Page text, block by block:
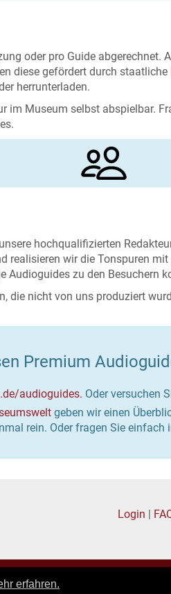
erfahren.
oder pro Guide
diese gefördert durch
herrunterladen.
im Museum selbst abspielbar.
hochqualifizierten
realisieren wir die Tonspuren
Audioguides zu den Besuchern
die nicht von uns produziert
Premium
audioguides. Oder versuchen
geben wir einen
rein. Oder fragen Sie
Login |